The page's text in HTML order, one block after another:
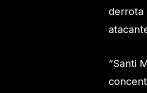
derrota
“Santi